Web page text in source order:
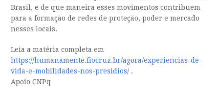
Brasil, e de que maneira esses movimentos contribuem
para a formação de redes de proteção, poder e mercado
nesses locais.
Leia a matéria completa em
https://humanamente.fiocruz.br/agora/experiencias-de-
vida-e-mobilidades-nos-presidios/ .
Apoio CNPq